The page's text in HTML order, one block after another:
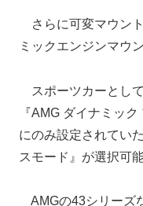
さらに可変マウン
ミックエンジンマウ
スポーツカーとし
『AMG ダイナミッ
にのみ設定されてい
スモード』が選択可
AMGの43シリーズ